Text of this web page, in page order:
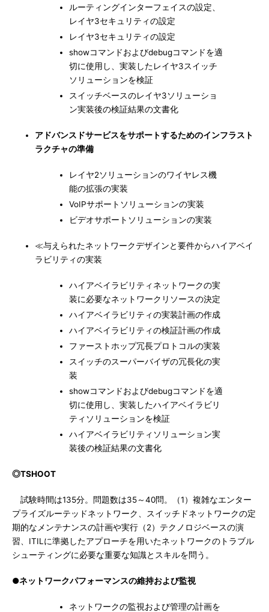
ルーティングインターフェイスの設定、
レイヤ3セキュリティの設定
レイヤ3セキュリティの設定
showコマンドおよびdebugコマンドを適
切に使用し、実装したレイヤ3スイッチ
ソリューションを検証
スイッチベースのレイヤ3ソリューショ
ン実装後の検証結果の文書化
アドバンスドサービスをサポートするためのインフラスト
ラクチャの準備
レイヤ2ソリューションのワイヤレス機
能の拡張の実装
VoIPサポートソリューションの実装
ビデオサポートソリューションの実装
≪与えられたネットワークデザインと要件からハイアベイ
ラビリティの実装
ハイアベイラビリティネットワークの実
装に必要なネットワークリソースの決定
ハイアベイラビリティの実装計画の作成
ハイアベイラビリティの検証計画の作成
ファーストホップ冗長プロトコルの実装
スイッチのスーパーバイザの冗長化の実
装
showコマンドおよびdebugコマンドを適
切に使用し、実装したハイアベイラビリ
ティソリューションを検証
ハイアベイラビリティソリューション実
装後の検証結果の文書化
◎TSHOOT
試験時間は135分。問題数は35～40問。（1）複雑なエンター
プライズルーテッドネットワーク、スイッチドネットワークの定
期的なメンテナンスの計画や実行（2）テクノロジベースの演
習、ITILに準拠したアプローチを用いたネットワークのトラブル
シューティングに必要な重要な知識とスキルを問う。
●ネットワークパフォーマンスの維持および監視
ネットワークの監視および管理の計画を